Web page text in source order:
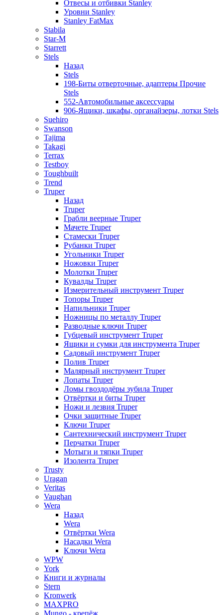
Отвесы и отбивки Stanley
Уровни Stanley
Stanley FatMax
Stabila
Star-M
Starrett
Stels
Назад
Stels
198-Биты отверточные, адаптеры Прочие
Stels
552-Автомобильные аксессуары
906-Ящики, шкафы, органайзеры, лотки Stels
Suehiro
Swanson
Tajima
Takagi
Terrax
Testboy
Toughbuilt
Trend
Truper
Назад
Truper
Грабли веерные Truper
Мачете Truper
Стамески Truper
Рубанки Truper
Угольники Truper
Ножовки Truper
Молотки Truper
Кувалды Truper
Измерительный инструмент Truper
Топоры Truper
Напильники Truper
Ножницы по металлу Truper
Разводные ключи Truper
Губцевый инструмент Truper
Ящики и сумки для инструмента Truper
Садовый инструмент Truper
Полив Truper
Малярный инструмент Truper
Лопаты Truper
Ломы гвоздодёры зубила Truper
Отвёртки и биты Truper
Ножи и лезвия Truper
Очки защитные Truper
Ключи Truper
Сантехнический инструмент Truper
Перчатки Truper
Мотыги и тяпки Truper
Изолента Truper
Trusty
Uragan
Veritas
Vaughan
Wera
Назад
Wera
Отвёртки Wera
Насадки Wera
Ключи Wera
WPW
York
Книги и журналы
Stern
Kronwerk
MAXPRO
Mungo - крепёж